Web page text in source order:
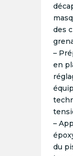
des
–
en
–
du